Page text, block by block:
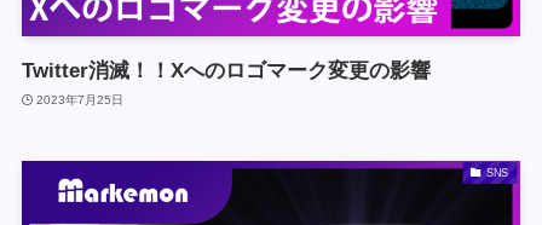
Twitter消滅！！Xへのロゴマーク変更の影響
2023年7月25日
SNS